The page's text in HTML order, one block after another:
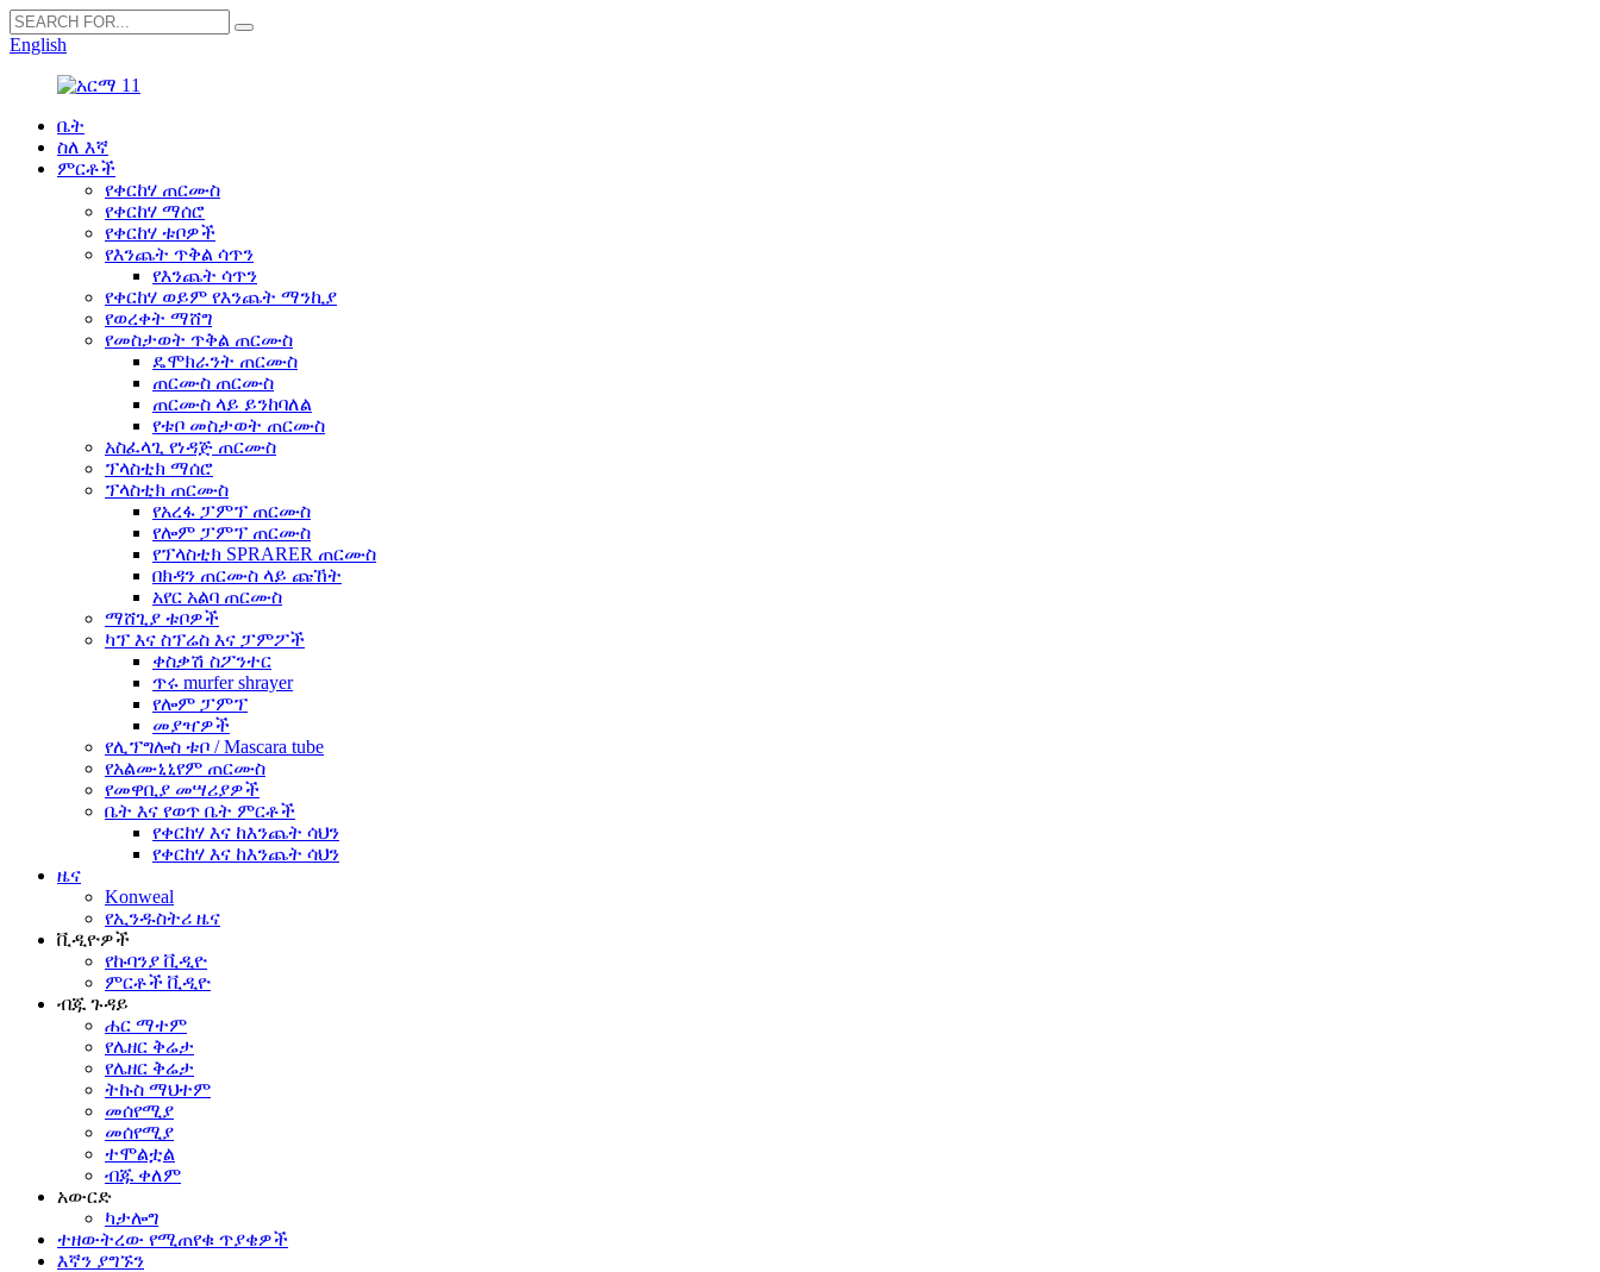
English
ቤት
ስለ እኛ
ምርቶች
የቀርከሃ ጠርሙስ
የቀርከሃ ማሰሮ
የቀርከሃ ቱቦዎች
የእንጨት ጥቅል ሳጥን
የእንጨት ሳጥን
የቀርከሃ ወይም የእንጨት ማንኪያ
የወረቀት ማሸግ
የመስታወት ጥቅል ጠርሙስ
ዴሞክራንት ጠርሙስ
ጠርሙስ ጠርሙስ
ጠርሙስ ላይ ይንከባለል
የቱቦ መስታወት ጠርሙስ
አስፈላጊ የነዳጅ ጠርሙስ
ፕላስቲክ ማሰሮ
ፕላስቲክ ጠርሙስ
የአረፋ ፓምፕ ጠርሙስ
የሎም ፓምፕ ጠርሙስ
የፕላስቲክ SPRARER ጠርሙስ
በክዳን ጠርሙስ ላይ ጩኸት
አየር አልባ ጠርሙስ
ማሸጊያ ቱቦዎች
ካፕ እና ስፕሬስ እና ፓምፖች
ቀስቃሽ ስፖንተር
ጥሩ murfer shrayer
የሎም ፓምፕ
መያዣዎች
የሊፕግሎስ ቱቦ / Mascara tube
የአልሙኒኒየም ጠርሙስ
የመዋቢያ መሣሪያዎች
ቤት እና የወጥ ቤት ምርቶች
የቀርከሃ እና ከእንጨት ሳህን
የቀርከሃ እና ከእንጨት ሳህን
ዜና
Konweal
የኢንዱስትሪ ዜና
ቪዲዮዎች
የኩባንያ ቪዲዮ
ምርቶች ቪዲዮ
ብጁ ጉዳይ
ሐር ማተም
የሌዘር ቅሬታ
የሌዘር ቅሬታ
ትኩስ ማህተም
መሰየሚያ
መሰየሚያ
ተሞልቷል
ብጁ ቀለም
አውርድ
ካታሎግ
ተዘውትረው የሚጠየቁ ጥያቄዎች
እኛን ያግኙን